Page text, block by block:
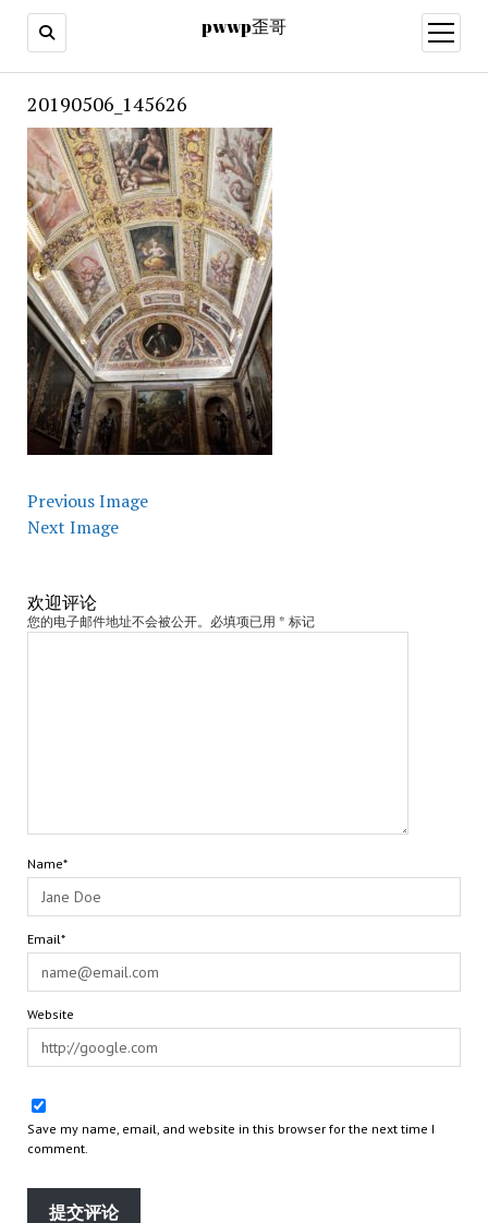
pwwp歪哥
open
menu
20190506_145626
Previous Image
Next Image
欢迎评论
您的电子邮件地址不会被公开。必填项已用 * 标记
Name*
Email*
Website
Save my name, email, and website in this browser for the next time I
comment.